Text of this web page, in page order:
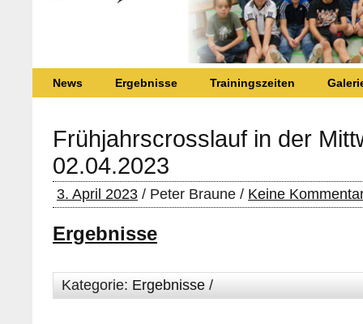
News Ergebnisse Trainingszeiten
Frühjahrscrosslauf in der
02.04.2023
3. April 2023 / Peter Braune / Keine
Ergebnisse
Kategorie: Ergebnisse /